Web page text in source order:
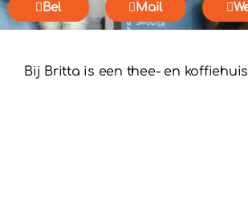
Bel Mail
Bij Britta is een thee- en